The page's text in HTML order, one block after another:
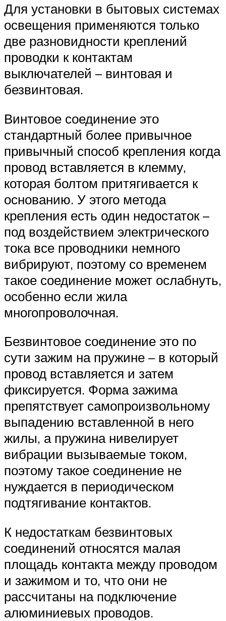
Для установки в бытовых системах
освещения применяются только
две разновидности креплений
проводки к контактам
выключателей – винтовая и
безвинтовая.
Винтовое соединение это
стандартный более привычное
привычный способ крепления когда
провод вставляется в клемму,
которая болтом притягивается к
основанию. У этого метода
крепления есть один недостаток –
под воздействием электрического
тока все проводники немного
вибрируют, поэтому со временем
такое соединение может ослабнуть,
особенно если жила
многопроволочная.
Безвинтовое соединение это по
сути зажим на пружине – в который
провод вставляется и затем
фиксируется. Форма зажима
препятствует самопроизвольному
выпадению вставленной в него
жилы, а пружина нивелирует
вибрации вызываемые током,
поэтому такое соединение не
нуждается в периодическом
подтягивание контактов.
К недостаткам безвинтовых
соединений относятся малая
площадь контакта между проводом
и зажимом и то, что они не
рассчитаны на подключение
алюминиевых проводов.